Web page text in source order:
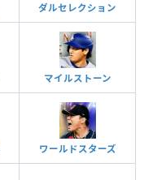
ダルセレクション
マイルストーン
ワールドスターズ